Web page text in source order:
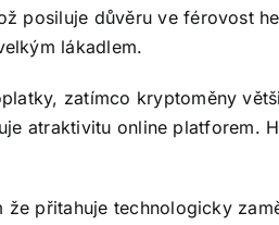
posiluje důvěru ve férovost
lákadlem.
zatímco kryptoměny
atraktivitu online platforem.
přitahuje technologicky